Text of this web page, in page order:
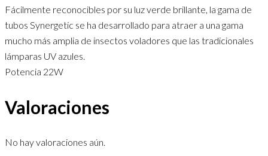
Fácilmente reconocibles por su luz verde brillante, la gama de
tubos Synergetic se ha desarrollado para atraer a una gama
mucho más amplia de insectos voladores que las tradicionales
lámparas UV azules.
Potencia 22W
Valoraciones
No hay valoraciones aún.